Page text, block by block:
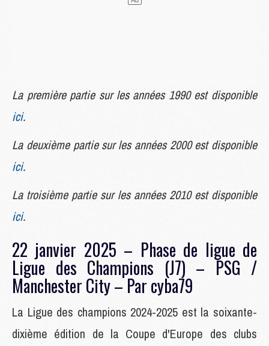
La première partie sur les années 1990 est disponible
ici.
La deuxième partie sur les années 2000 est disponible
ici.
La troisième partie sur les années 2010 est disponible
ici.
22 janvier 2025 – Phase de ligue de
Ligue des Champions (J7) – PSG /
Manchester City – Par cyba79
La Ligue des champions 2024-2025 est la soixante-
dixième édition de la Coupe d'Europe des clubs